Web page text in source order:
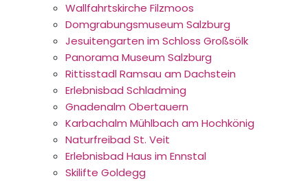
Wallfahrtskirche Filzmoos
Domgrabungsmuseum Salzburg
Jesuitengarten im Schloss Großsölk
Panorama Museum Salzburg
Rittisstadl Ramsau am Dachstein
Erlebnisbad Schladming
Gnadenalm Obertauern
Karbachalm Mühlbach am Hochkönig
Naturfreibad St. Veit
Erlebnisbad Haus im Ennstal
Skilifte Goldegg